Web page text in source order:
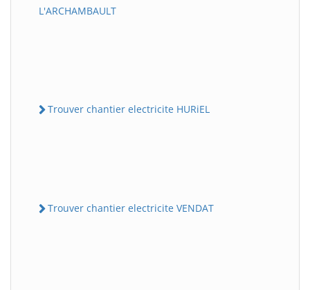
L'ARCHAMBAULT
Trouver chantier electricite HURiEL
Trouver chantier electricite VENDAT